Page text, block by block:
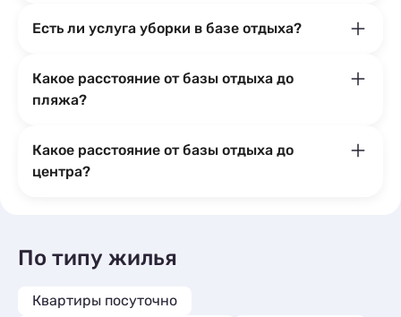
Есть ли услуга уборки в базе отдыха?
Какое расстояние от базы отдыха до
пляжа?
Какое расстояние от базы отдыха до
центра?
По типу жилья
Квартиры посуточно